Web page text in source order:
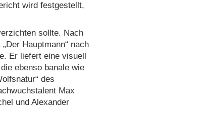
wird festgestellt,
sollte. Nach
Hauptmann“ nach
Er liefert eine visuell
ebenso banale wie
des
Max
und Alexander